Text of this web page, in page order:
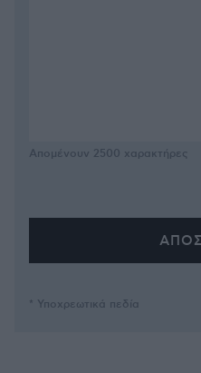
Απομένουν 2500 χαρακτήρες
* Υποχρεωτικά πεδία